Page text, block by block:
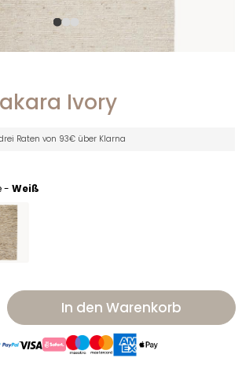
Ivory
Raten von 93€ über Klarna
- Weiß
In den Warenkorb